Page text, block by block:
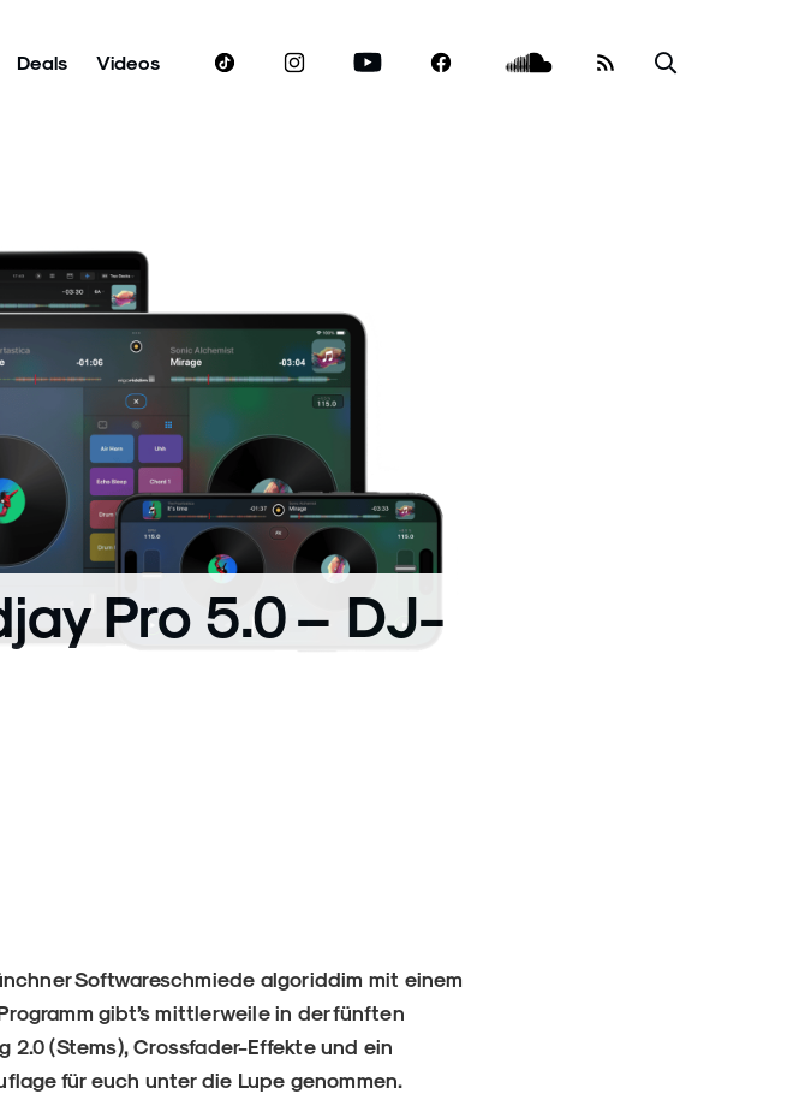
Deals Videos
Pro 5.0 – DJ-
Softwareschmiede algoriddim mit einem
gibt’s mittlerweile in der fünften
2.0 (Stems), Crossfader-Effekte und ein
für euch unter die Lupe genommen.